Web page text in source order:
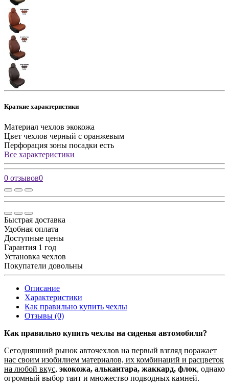
Краткие характеристики
Материал чехлов экокожа
Цвет чехлов черный с оранжевым
Перфорация зоны посадки есть
Все характеристики
0 отзывов0
Быстрая доставка
Удобная оплата
Доступные цены
Гарантия 1 год
Установка чехлов
Покупатели довольны
Описание
Характеристики
Как правильно купить чехлы
Отзывы (0)
Как правильно купить чехлы на сиденья автомобиля?
Сегодняшний рынок авточехлов на первый взгляд поражает
нас своим изобилием материалов, их комбинаций и расцветок
на любой вкус, экокожа, алькантара, жаккард, флок, однако
огромный выбор таит и множество подводных камней.